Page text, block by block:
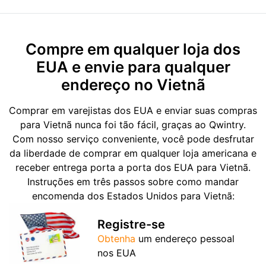
Compre em qualquer loja dos
EUA e envie para qualquer
endereço no Vietnã
Comprar em varejistas dos EUA e enviar suas compras
para Vietnã nunca foi tão fácil, graças ao Qwintry.
Com nosso serviço conveniente, você pode desfrutar
da liberdade de comprar em qualquer loja americana e
receber entrega porta a porta dos EUA para Vietnã.
Instruções em três passos sobre como mandar
encomenda dos Estados Unidos para Vietnã:
Registre-se
Obtenha um endereço pessoal
nos EUA